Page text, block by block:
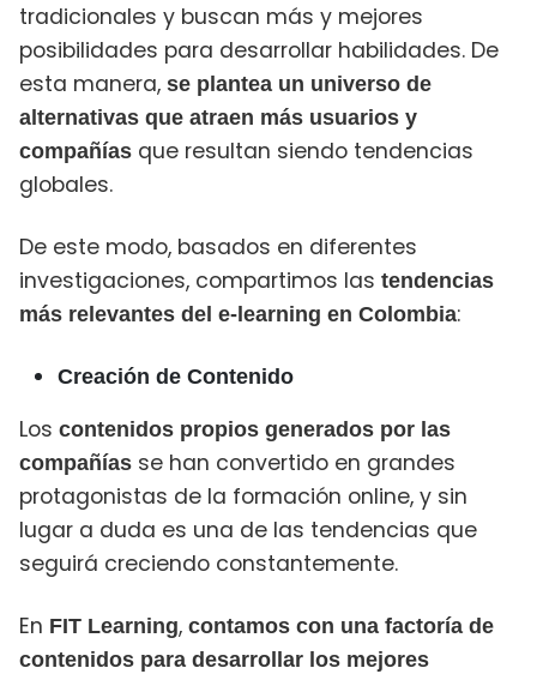
tradicionales y buscan más y mejores
posibilidades para desarrollar habilidades. De
esta manera, se plantea un universo de
alternativas que atraen más usuarios y
compañías que resultan siendo tendencias
globales.
De este modo, basados en diferentes
investigaciones, compartimos las tendencias
más relevantes del e-learning en Colombia:
Creación de Contenido
Los contenidos propios generados por las
compañías se han convertido en grandes
protagonistas de la formación online, y sin
lugar a duda es una de las tendencias que
seguirá creciendo constantemente.
En FIT Learning, contamos con una factoría de
contenidos para desarrollar los mejores